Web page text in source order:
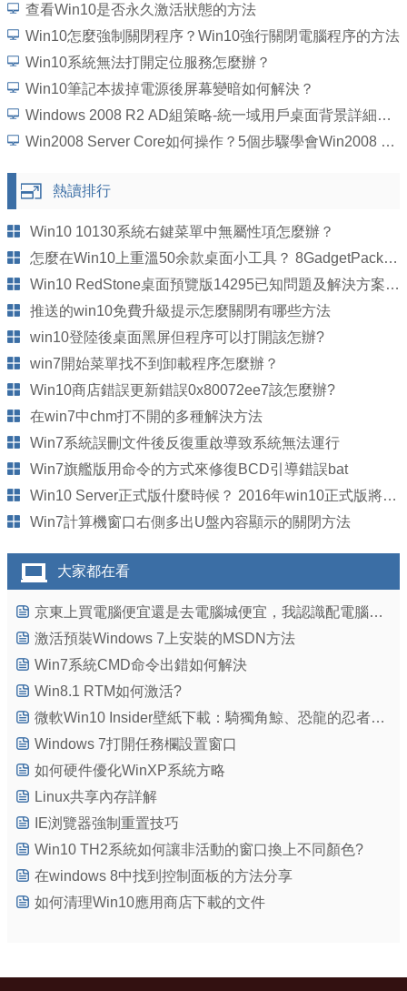
查看Win10是否永久激活狀態的方法
Win10怎麼強制關閉程序？Win10強行關閉電腦程序的方法
Win10系統無法打開定位服務怎麼辦？
Win10筆記本拔掉電源後屏幕變暗如何解決？
Windows 2008 R2 AD組策略-統一域用戶桌面背景詳細圖文教程
Win2008 Server Core如何操作？5個步驟學會Win2008 Server Core操作
熱讀排行
Win10 10130系統右鍵菜單中無屬性項怎麼辦？
怎麼在Win10上重溫50余款桌面小工具？ 8GadgetPack來幫你
Win10 RedStone桌面預覽版14295已知問題及解決方案匯總
推送的win10免費升級提示怎麼關閉有哪些方法
win10登陸後桌面黑屏但程序可以打開該怎辦?
win7開始菜單找不到卸載程序怎麼辦？
Win10商店錯誤更新錯誤0x80072ee7該怎麼辦?
在win7中chm打不開的多種解決方法
Win7系統誤刪文件後反復重啟導致系統無法運行
Win7旗艦版用命令的方式來修復BCD引導錯誤bat
Win10 Server正式版什麼時候？ 2016年win10正式版將發布
Win7計算機窗口右側多出U盤內容顯示的關閉方法
大家都在看
京東上買電腦便宜還是去電腦城便宜，我認識配電腦的盆友.
激活預裝Windows 7上安裝的MSDN方法
Win7系統CMD命令出錯如何解決
Win8.1 RTM如何激活?
微軟Win10 Insider壁紙下載：騎獨角鯨、恐龍的忍者貓壁紙
Windows 7打開任務欄設置窗口
如何硬件優化WinXP系統方略
Linux共享內存詳解
IE浏覽器強制重置技巧
Win10 TH2系統如何讓非活動的窗口換上不同顏色?
在windows 8中找到控制面板的方法分享
如何清理Win10應用商店下載的文件